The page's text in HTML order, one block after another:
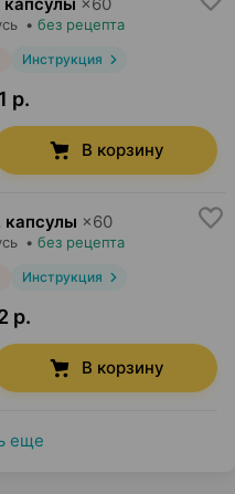
×60
• без рецепта
Инструкция
р.
В корзину
×60
• без рецепта
Инструкция
р.
В корзину
еще